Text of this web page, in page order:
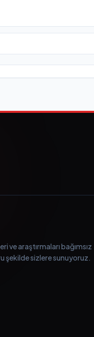
ve araştırmaları bağımsız
şekilde sizlere sunuyoruz.